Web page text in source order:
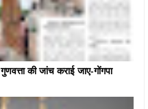
की जांच कराई जाए-गोंगपा